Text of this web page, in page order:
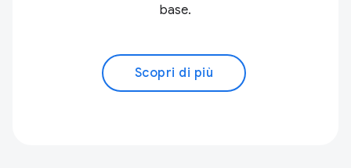
base.
Scopri di più